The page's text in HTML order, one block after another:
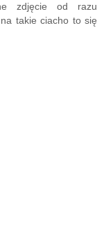
zdjęcie od razu
takie ciacho to się